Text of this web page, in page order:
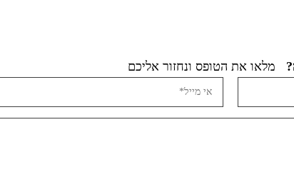
מלאו את הטופס ונחזור אליכם